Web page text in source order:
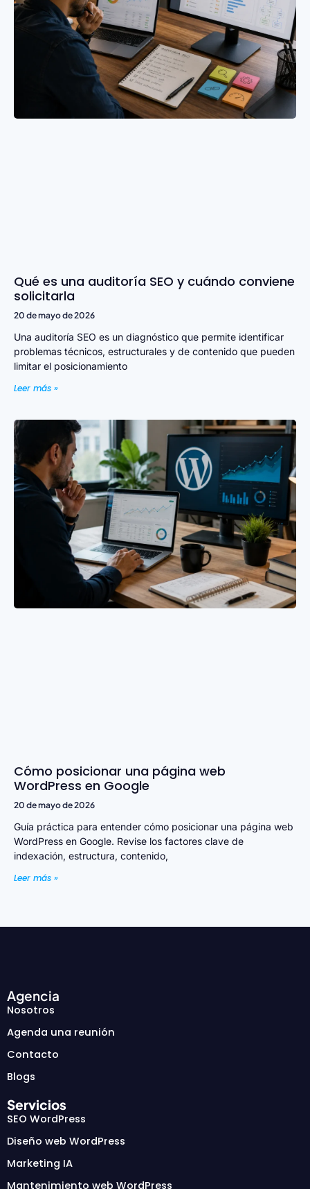
Qué es una auditoría SEO y cuándo conviene
solicitarla
20 de mayo de 2026
Una auditoría SEO es un diagnóstico que permite identificar
problemas técnicos, estructurales y de contenido que pueden
limitar el posicionamiento
Leer más »
Cómo posicionar una página web
WordPress en Google
20 de mayo de 2026
Guía práctica para entender cómo posicionar una página web
WordPress en Google. Revise los factores clave de
indexación, estructura, contenido,
Leer más »
Agencia
Nosotros
Agenda una reunión
Contacto
Blogs
Servicios
SEO WordPress
Diseño web WordPress
Marketing IA
Mantenimiento web WordPress